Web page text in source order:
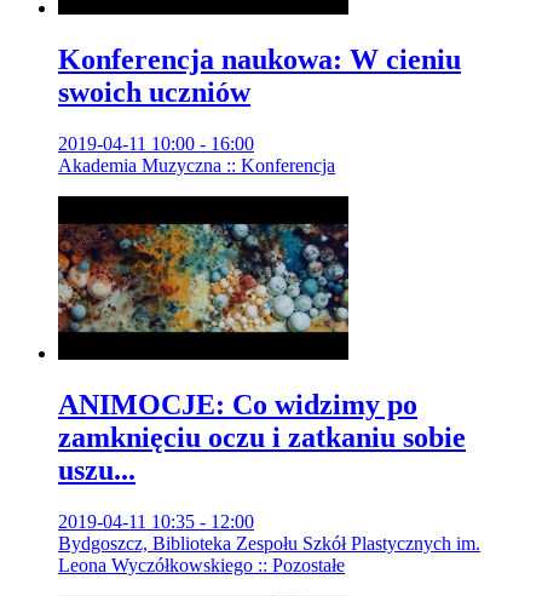
Konferencja naukowa: W cieniu
swoich uczniów
2019-04-11 10:00 - 16:00
Akademia Muzyczna :: Konferencja
ANIMOCJE: Co widzimy po
zamknięciu oczu i zatkaniu sobie
uszu...
2019-04-11 10:35 - 12:00
Bydgoszcz, Biblioteka Zespołu Szkół Plastycznych im.
Leona Wyczółkowskiego :: Pozostałe